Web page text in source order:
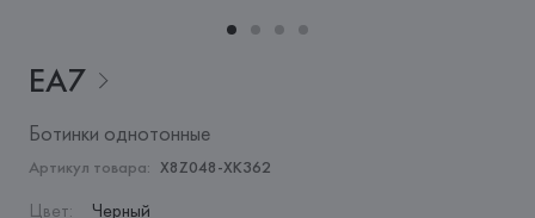
EA7
Ботинки однотонные
Артикул товара: X8Z048-XK362
Цвет: Черный